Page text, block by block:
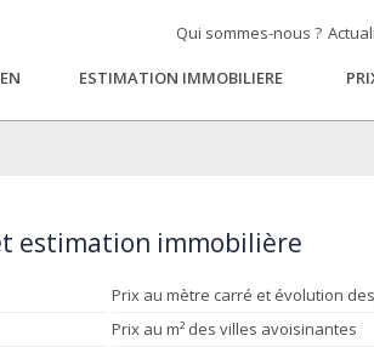
Qui sommes-nous ?
ESTIMATION IMMOBILIERE
estimation immobilière
Prix au mètre carré et évolution
Prix au m² des villes avoisinantes